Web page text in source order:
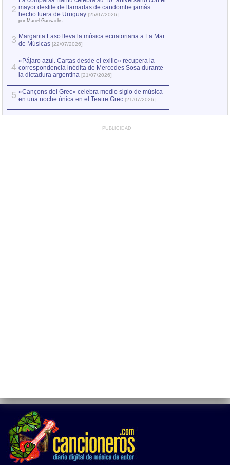
2 mayor desfile de llamadas de candombe jamás
hecho fuera de Uruguay [25/07/2026]
por Manel Gausachs
3 Margarita Laso lleva la música ecuatoriana a La Mar
de Músicas [22/07/2026]
4
«Pájaro azul. Cartas desde el exilio» recupera la
correspondencia inédita de Mercedes Sosa durante
la dictadura argentina [21/07/2026]
5 «Cançons del Grec» celebra medio siglo de música
en una noche única en el Teatre Grec [21/07/2026]
PUBLICIDAD